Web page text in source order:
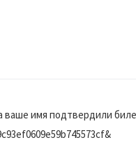
ваше имя подтвердили